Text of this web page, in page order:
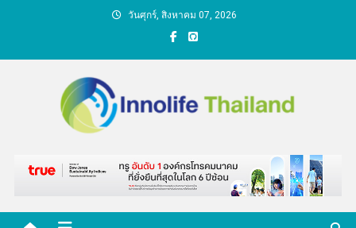
วันศุกร์, สิงหาคม 07, 2026
คนกับความคิด ชีวิตกับ
นวัตกรรม